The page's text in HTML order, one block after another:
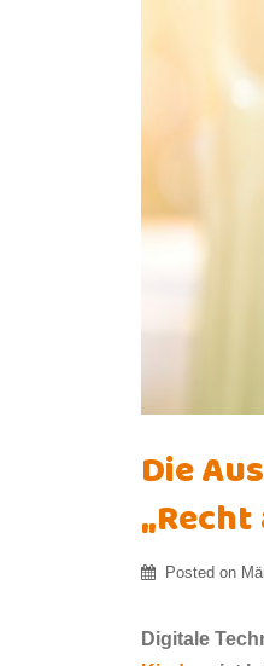
Die
Posted on
Digitale